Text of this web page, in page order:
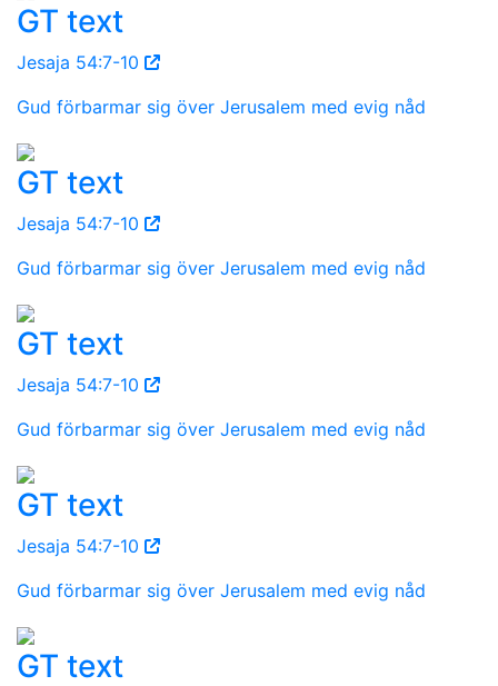
GT text
Jesaja 54:7-10
Gud förbarmar sig över Jerusalem med evig nåd
GT text
Jesaja 54:7-10
Gud förbarmar sig över Jerusalem med evig nåd
GT text
Jesaja 54:7-10
Gud förbarmar sig över Jerusalem med evig nåd
GT text
Jesaja 54:7-10
Gud förbarmar sig över Jerusalem med evig nåd
GT text